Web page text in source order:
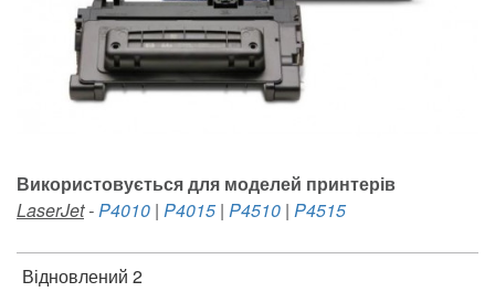
Використовується для моделей принтерів
LaserJet-P4010 | P4015 | P4510 | P4515
Відновлений 2